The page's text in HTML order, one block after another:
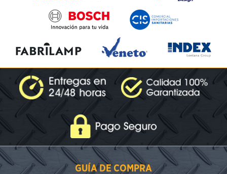
GUÍA DE COMPRA